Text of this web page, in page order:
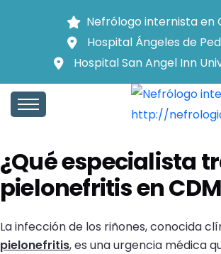
Nefrólogo internista en
Hospital Ángeles de
Hospital San Angel Inn
Inicio Pielonefritis ¿Qué especialista trata la
PIELONEFRITIS
¿Qué especialista
pielonefritis en
La infección de los riñones, conocida
pielonefritis, es una urgencia médica